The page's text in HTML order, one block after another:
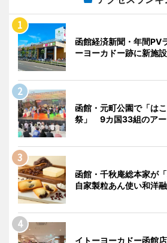
函館経済新聞・年間PV
ーヨーカドー跡に新施設
函館・元町公園で「は
祭」 9カ国33組のアー
函館・千秋庵総本家が
自家製粒あん使い和洋
イトーヨーカドー函館